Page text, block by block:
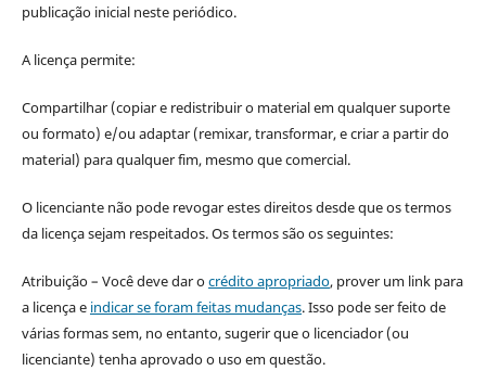
publicação inicial neste periódico.
A licença permite:
Compartilhar (copiar e redistribuir o material em qualquer suporte
ou formato) e/ou adaptar (remixar, transformar, e criar a partir do
material) para qualquer fim, mesmo que comercial.
O licenciante não pode revogar estes direitos desde que os termos
da licença sejam respeitados. Os termos são os seguintes:
Atribuição – Você deve dar ocrédito apropriado, prover um link para
a licença e indicar se foram feitas mudanças. Isso pode ser feito de
várias formas sem, no entanto, sugerir que o licenciador (ou
licenciante) tenha aprovado o uso em questão.